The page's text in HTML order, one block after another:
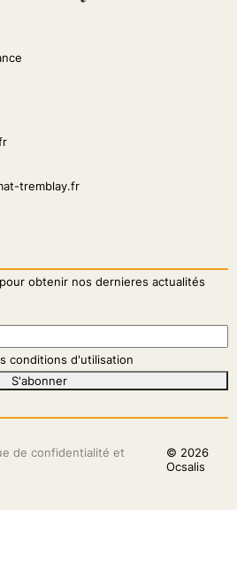
tremblay.fr
obtenir nos dernieres actualités
conditions d'utilisation
S'abonner
de confidentialité et
© 2026
Ocsalis